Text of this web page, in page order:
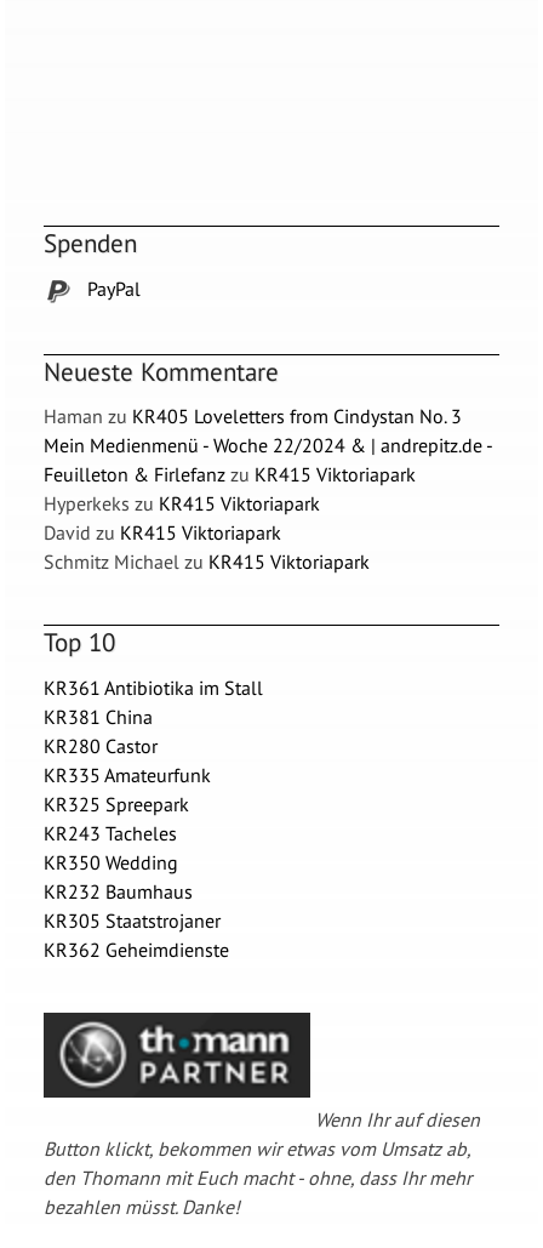
Spenden
PayPal
Neueste Kommentare
Haman zu KR405 Loveletters from Cindystan No. 3
Mein Medienmenü - Woche 22/2024 & | andrepitz.de -
Feuilleton & Firlefanz zu KR415 Viktoriapark
Hyperkeks zu KR415 Viktoriapark
David zu KR415 Viktoriapark
Schmitz Michael zu KR415 Viktoriapark
Top 10
KR361 Antibiotika im Stall
KR381 China
KR280 Castor
KR335 Amateurfunk
KR325 Spreepark
KR243 Tacheles
KR350 Wedding
KR232 Baumhaus
KR305 Staatstrojaner
KR362 Geheimdienste
Wenn Ihr auf diesen
Button klickt, bekommen wir etwas vom Umsatz ab,
den Thomann mit Euch macht - ohne, dass Ihr mehr
bezahlen müsst. Danke!